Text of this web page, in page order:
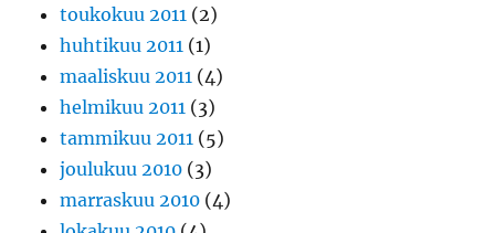
toukokuu 2011 (2)
huhtikuu 2011 (1)
maaliskuu 2011 (4)
helmikuu 2011 (3)
tammikuu 2011 (5)
joulukuu 2010 (3)
marraskuu 2010 (4)